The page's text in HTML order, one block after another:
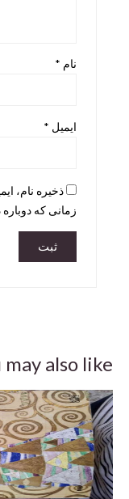
نام *
ایمیل *
ذخیره نام،
زمانی که
also like...